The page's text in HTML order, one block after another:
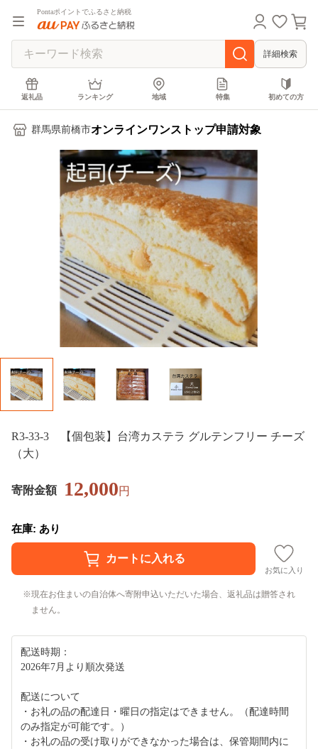
Pontaポイントでふるさと納税
詳細検索
返礼品 ランキング 地域 特集 初めての方
群馬県前橋市オンラインワンストップ申請対象
R3-33-3 【個包装】台湾カステラ グルテンフリー チーズ
（大）
寄附金額 12,000円
在庫: あり
お気に入り
現在お住まいの自治体へ寄附申込いただいた場合、返礼品は贈答され
ません。
配送時期：
2026年7月より順次発送
配送について
・お礼の品の配達日・曜日の指定はできません。（配達時間
のみ指定が可能です。）
・お礼の品の受け取りができなかった場合は、保管期間内に